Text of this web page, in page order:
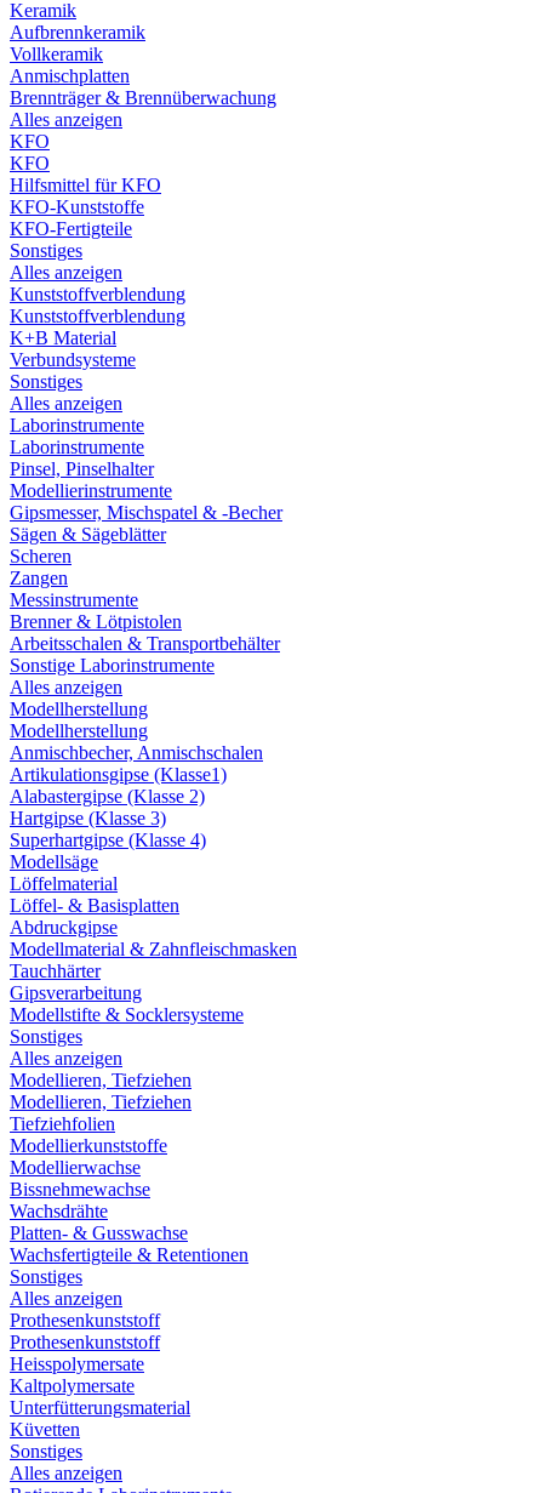
Keramik
Aufbrennkeramik
Vollkeramik
Anmischplatten
Brennträger & Brennüberwachung
Alles anzeigen
KFO
KFO
Hilfsmittel für KFO
KFO-Kunststoffe
KFO-Fertigteile
Sonstiges
Alles anzeigen
Kunststoffverblendung
Kunststoffverblendung
K+B Material
Verbundsysteme
Sonstiges
Alles anzeigen
Laborinstrumente
Laborinstrumente
Pinsel, Pinselhalter
Modellierinstrumente
Gipsmesser, Mischspatel & -Becher
Sägen & Sägeblätter
Scheren
Zangen
Messinstrumente
Brenner & Lötpistolen
Arbeitsschalen & Transportbehälter
Sonstige Laborinstrumente
Alles anzeigen
Modellherstellung
Modellherstellung
Anmischbecher, Anmischschalen
Artikulationsgipse (Klasse1)
Alabastergipse (Klasse 2)
Hartgipse (Klasse 3)
Superhartgipse (Klasse 4)
Modellsäge
Löffelmaterial
Löffel- & Basisplatten
Abdruckgipse
Modellmaterial & Zahnfleischmasken
Tauchhärter
Gipsverarbeitung
Modellstifte & Socklersysteme
Sonstiges
Alles anzeigen
Modellieren, Tiefziehen
Modellieren, Tiefziehen
Tiefziehfolien
Modellierkunststoffe
Modellierwachse
Bissnehmewachse
Wachsdrähte
Platten- & Gusswachse
Wachsfertigteile & Retentionen
Sonstiges
Alles anzeigen
Prothesenkunststoff
Prothesenkunststoff
Heisspolymersate
Kaltpolymersate
Unterfütterungsmaterial
Küvetten
Sonstiges
Alles anzeigen